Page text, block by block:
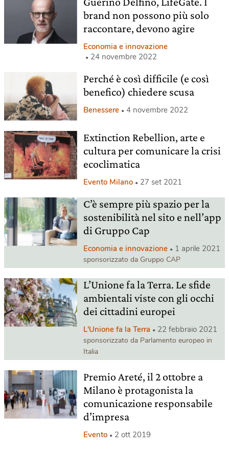
brand non possono più solo
raccontare, devono agire
Economia e innovazione
24 novembre 2022
Perché è così difficile (e così
benefico) chiedere scusa
Benessere 4 novembre 2022
Extinction Rebellion, arte e
cultura per comunicare la crisi
ecoclimatica
Evento Milano 27 set 2021
C’è sempre più spazio per la
sostenibilità nel sito e nell’app
di Gruppo Cap
Economia e innovazione 1 aprile 2021
sponsorizzato da Gruppo CAP
L’Unione fa la Terra. Le sfide
ambientali viste con gli occhi
dei cittadini europei
L'Unione fa la Terra 22 febbraio 2021
sponsorizzato da Parlamento europeo in
Italia
Premio Areté, il 2 ottobre a
Milano è protagonista la
comunicazione responsabile
d’impresa
Evento 2 ott 2019